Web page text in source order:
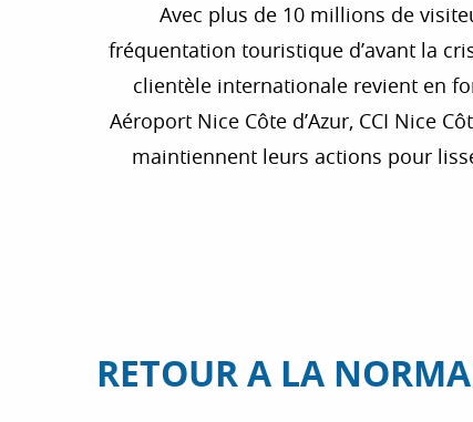
Avec plus de 10 millions de
fréquentation touristique d’avant la
clientèle internationale revient en
Aéroport Nice Côte d’Azur, CCI Nice
maintiennent leurs actions pour
RETOUR A LA